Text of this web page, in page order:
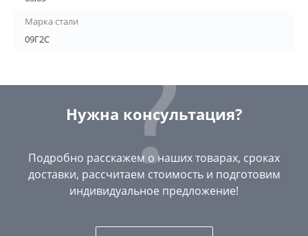
Марка стали
09Г2С
Нужна консультация?
Подробно расскажем о наших товарах, сроках
доставки, рассчитаем стоимость и подготовим
индивидуальное предложение!